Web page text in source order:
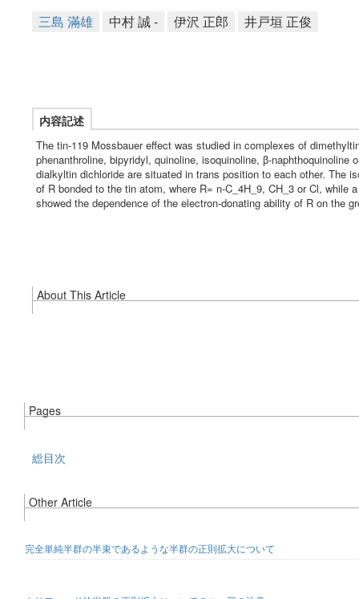
三島 滿雄 中村 誠 - 伊沢 正郎 井戸垣 正俊
内容記述
The tin-119 Mossbauer effect was studied in complexes of
phenanthroline, bipyridyl, quinoline, isoquinoline, β-
dialkyltin dichloride are situated in trans position to each other. The
of R bonded to the tin atom, where R= n-C_4H_9, CH_3 or Cl,
showed the dependence of the electron-donating ability of R on the
About This Article
Pages
総目次
Other Article
完全単純半群の半束であるような半群の正則拡大について